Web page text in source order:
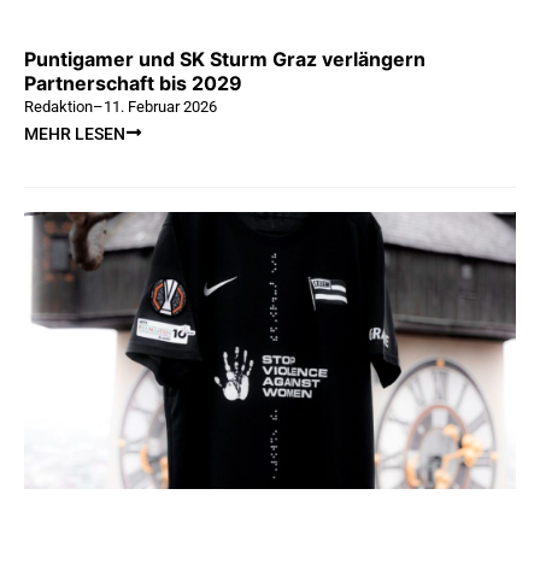
Puntigamer und SK Sturm Graz verlängern
Partnerschaft bis 2029
Redaktion–11. Februar 2026
MEHR LESEN